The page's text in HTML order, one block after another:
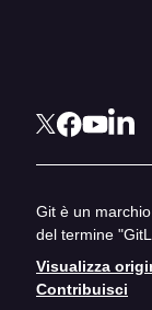
Git è un
del termine
Visualizza
Contribuisci